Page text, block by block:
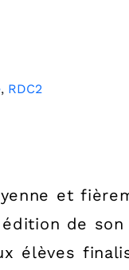
, RDC2
et
de
élèves